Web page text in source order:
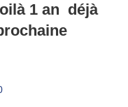
1 an déjà